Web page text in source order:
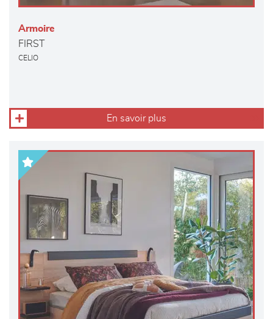
Armoire
FIRST
CELIO
En savoir plus